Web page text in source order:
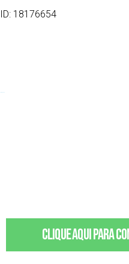
ID: 18176654
Clique aqui para